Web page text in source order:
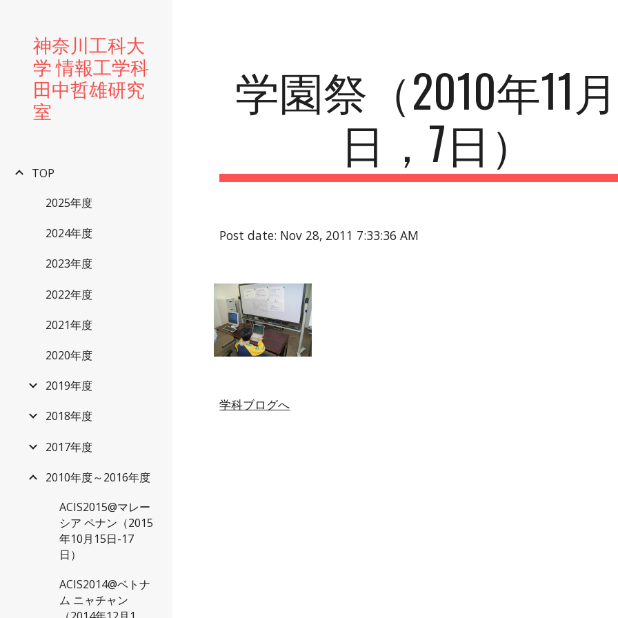
神奈川工科大
学 情報工学科
田中哲雄研究
室
TOP
2025年度
2024年度
2023年度
2022年度
2021年度
2020年度
2019年度
2018年度
2017年度
2010年度～2016年度
ACIS2015@マレー
シア ペナン（2015
年10月15日-17
日）
ACIS2014@ベトナ
ム ニャチャン
学園祭（2010年11
日，7日）
Post date: Nov 28, 2011 7:33:36 AM
学科ブログへ